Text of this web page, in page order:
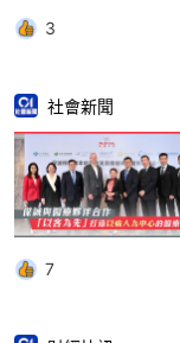
3
社會新聞
7